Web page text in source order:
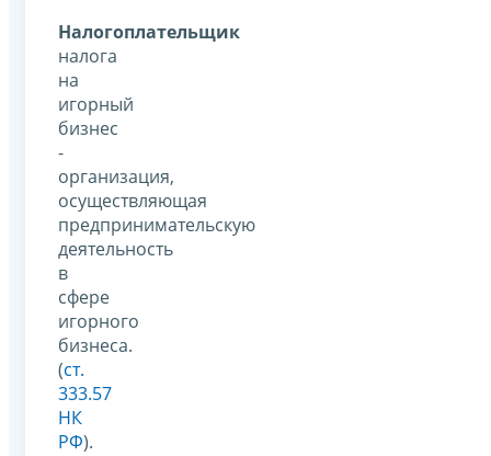
Налогоплательщик
налога
на
игорный
бизнес
-
организация,
осуществляющая
предпринимательскую
деятельность
в
сфере
игорного
бизнеса.
(ст.
333.57
НК
РФ).